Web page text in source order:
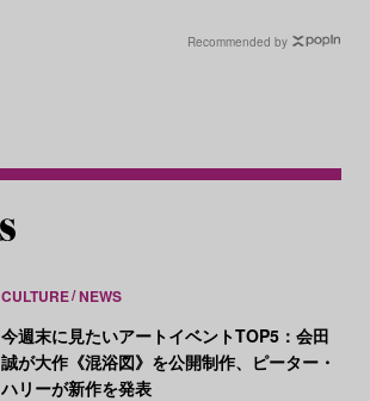
Recommended by
CULTURE NEWS
今週末に見たいアートイベントTOP5：会田
誠が大作《混浴図》を公開制作、ピーター・
ハリーが新作を発表